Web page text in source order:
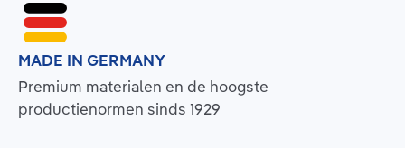
MADE IN GERMANY
Premium materialen en de hoogste
productienormen sinds 1929